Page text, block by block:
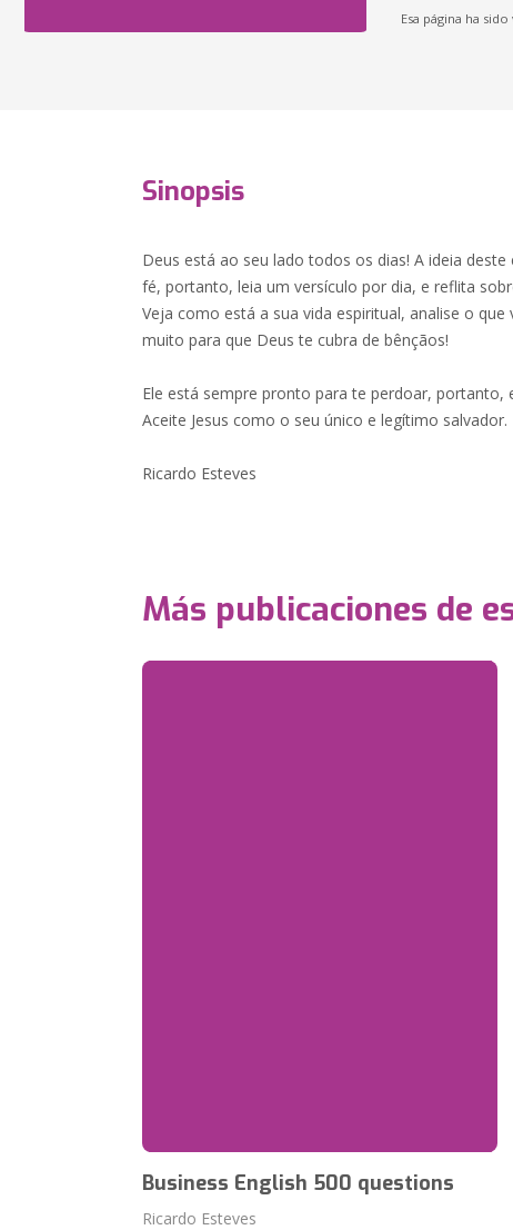
Esa página ha sido
Sinopsis
Deus está ao seu lado todos os dias! A ideia
fé, portanto, leia um versículo por dia, e reflita
Veja como está a sua vida espiritual, analise o
muito para que Deus te cubra de bênçãos!
Ele está sempre pronto para te perdoar, portanto,
Aceite Jesus como o seu único e legítimo salvador.
Ricardo Esteves
Más publicaciones de
Business English 500 questions
Ricardo Esteves